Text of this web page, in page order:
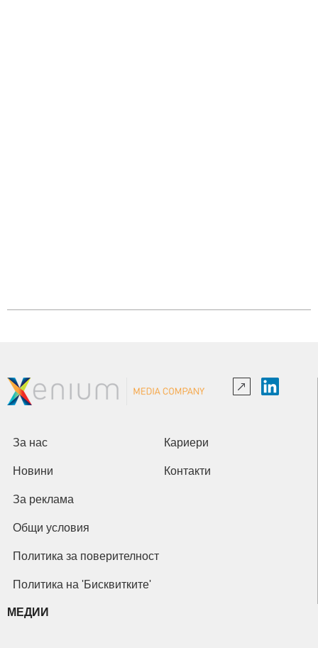
За нас Кариери
Новини Контакти
За реклама
Общи условия
Политика за поверителност
Политика на 'Бисквитките'
МЕДИИ